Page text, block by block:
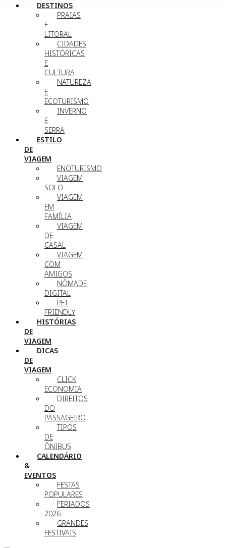
DESTINOS
PRAIAS
E
LITORAL
CIDADES
HISTÓRICAS
E
CULTURA
NATUREZA
E
ECOTURISMO
INVERNO
E
SERRA
ESTILO
DE
VIAGEM
ENOTURISMO
VIAGEM
SOLO
VIAGEM
EM
FAMÍLIA
VIAGEM
DE
CASAL
VIAGEM
COM
AMIGOS
NÔMADE
DIGITAL
PET
FRIENDLY
HISTÓRIAS
DE
VIAGEM
DICAS
DE
VIAGEM
CLICK
ECONOMIA
DIREITOS
DO
PASSAGEIRO
TIPOS
DE
ÔNIBUS
CALENDÁRIO
&
EVENTOS
FESTAS
POPULARES
FERIADOS
2026
GRANDES
FESTIVAIS